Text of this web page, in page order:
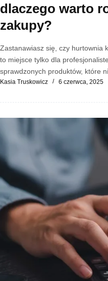
dlaczego warto
zakupy?
Zastanawiasz się, czy hurtownia
to miejsce tylko dla
sprawdzonych produktów, które
Kasia Truskowicz 6 czerwca, 2025